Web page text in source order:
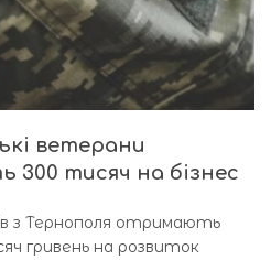
ветерани
тисяч на бізнес
з Тернополя отримають
гривень на розвиток